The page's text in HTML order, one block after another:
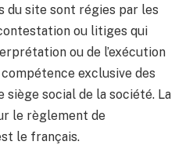
du site sont régies par les
ou litiges qui
ou de l’exécution
exclusive des
social de la société. La
le règlement de
le français.